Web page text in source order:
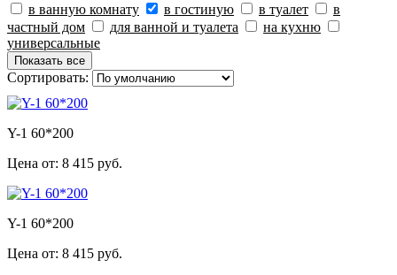
в ванную комнату
в гостиную в туалет
в
частный дом
для ванной и туалета
на кухню
универсальные
Показать все
Сортировать:
Y-1 60*200
Цена от: 8 415 руб.
Y-1 60*200
Цена от: 8 415 руб.